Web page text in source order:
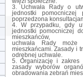
3. Uchwała Rady o
jednostki
poprzedzona
4. W przypadku, gdy
jednostki pomocniczej
mieszkańców,
uchwała Rady
mieszkańcami. Zasady i
odrębnej uchwale.
5. Organizację i zakres
zasady wyborów
obradowania zebrań